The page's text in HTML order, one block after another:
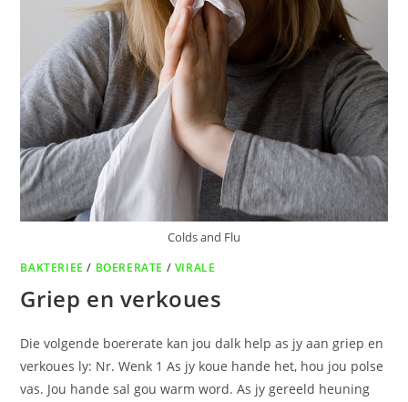
Colds and Flu
BAKTERIEE / BOERERATE / VIRALE
Griep en verkoues
Die volgende boererate kan jou dalk help as jy aan griep en
verkoues ly: Nr. Wenk 1 As jy koue hande het, hou jou polse
vas. Jou hande sal gou warm word. As jy gereeld heuning